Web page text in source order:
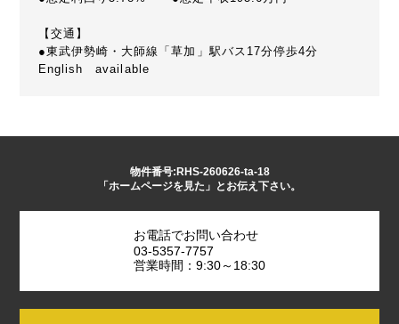
【交通】
●東武伊勢崎・大師線「草加」駅バス17分停歩4分
English available
物件番号:RHS-260626-ta-18
「ホームページを見た」とお伝え下さい。
お電話でお問い合わせ
03-5357-7757
営業時間：9:30～18:30